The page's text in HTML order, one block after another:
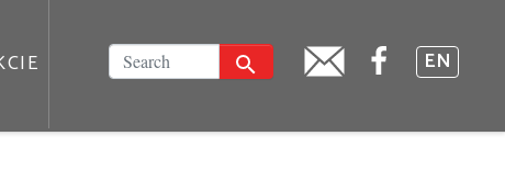
EN
FACEBOOK
SZUKAJ